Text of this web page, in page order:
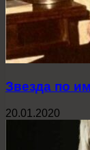
Звезда по
20.01.2020